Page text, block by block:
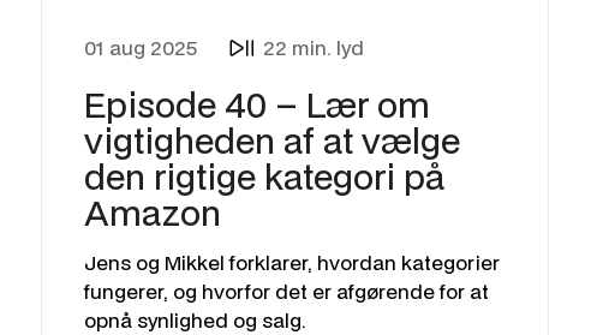
01 aug 2025 22 min. lyd
Episode 40 – Lær om
vigtigheden af at vælge
den rigtige kategori på
Amazon
Jens og Mikkel forklarer, hvordan kategorier
fungerer, og hvorfor det er afgørende for at
opnå synlighed og salg.